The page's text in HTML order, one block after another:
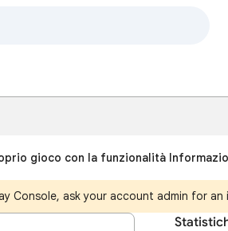
gioco con la funzionalità
Console, ask your account admin for an